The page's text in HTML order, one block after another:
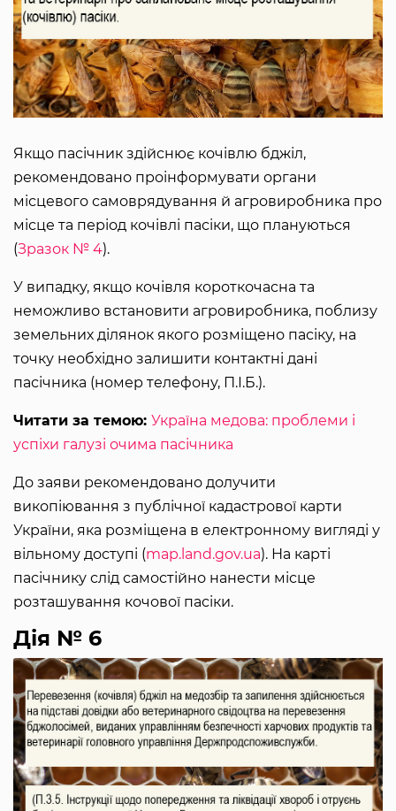
Якщо пасічник здійснює кочівлю бджіл,
рекомендовано проінформувати органи
місцевого самоврядування й агровиробника про
місце та період кочівлі пасіки, що плануються
(Зразок № 4).
У випадку, якщо кочівля короткочасна та
неможливо встановити агровиробника, поблизу
земельних ділянок якого розміщено пасіку, на
точку необхідно залишити контактні дані
пасічника (номер телефону, П.І.Б.).
Читати за темою: Україна медова: проблеми і
успіхи галузі очима пасічника
До заяви рекомендовано долучити
викопіювання з публічної кадастрової карти
України, яка розміщена в електронному вигляді у
вільному доступі (map.land.gov.ua). На карті
пасічнику слід самостійно нанести місце
розташування кочової пасіки.
Дія № 6